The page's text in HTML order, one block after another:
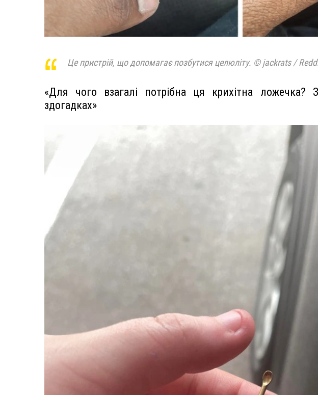
Це пристрій, що допомагає позбутися целюліту. © jackrats /
«Для чого взагалі потрібна ця крихітна ложечка?
здогадках»